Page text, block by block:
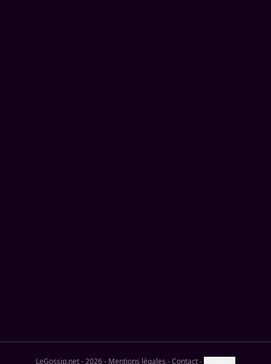
LeGossip.net - 2026- Mentions légales -Contact-